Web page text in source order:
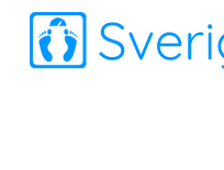
Skip
content